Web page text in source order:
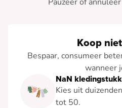
Koop
Bespaar, consumeer
wanneer
NaN
Kies uit
tot 50.